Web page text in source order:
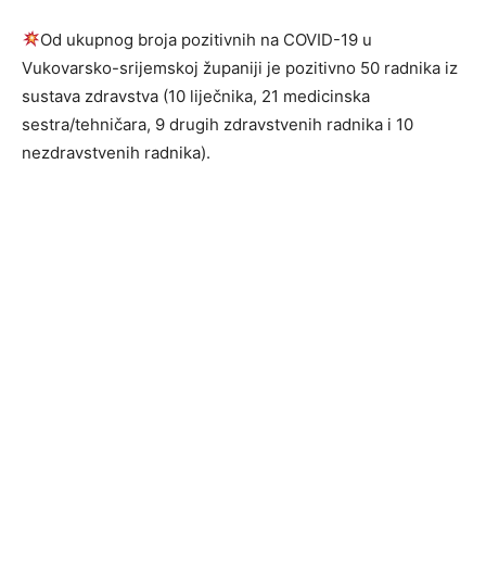
Od ukupnog broja pozitivnih na COVID-19 u
Vukovarsko-srijemskoj županiji je pozitivno 50 radnika iz
sustava zdravstva (10 liječnika, 21 medicinska
sestra/tehničara, 9 drugih zdravstvenih radnika i 10
nezdravstvenih radnika).